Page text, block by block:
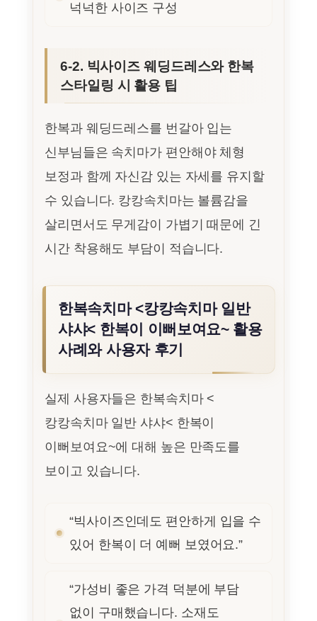
넉넉한 사이즈 구성
6-2. 빅사이즈 웨딩드레스와 한복
스타일링 시 활용 팁
한복과 웨딩드레스를 번갈아 입는
신부님들은 속치마가 편안해야 체형
보정과 함께 자신감 있는 자세를 유지할
수 있습니다. 캉캉속치마는 볼륨감을
살리면서도 무게감이 가볍기 때문에 긴
시간 착용해도 부담이 적습니다.
한복속치마 <캉캉속치마 일반
샤샤< 한복이 이뻐보여요~ 활용
사례와 사용자 후기
실제 사용자들은 한복속치마 <
캉캉속치마 일반 샤샤< 한복이
이뻐보여요~에 대해 높은 만족도를
보이고 있습니다.
“빅사이즈인데도 편안하게 입을 수
있어 한복이 더 예뻐 보였어요.”
“가성비 좋은 가격 덕분에 부담
없이 구매했습니다. 소재도